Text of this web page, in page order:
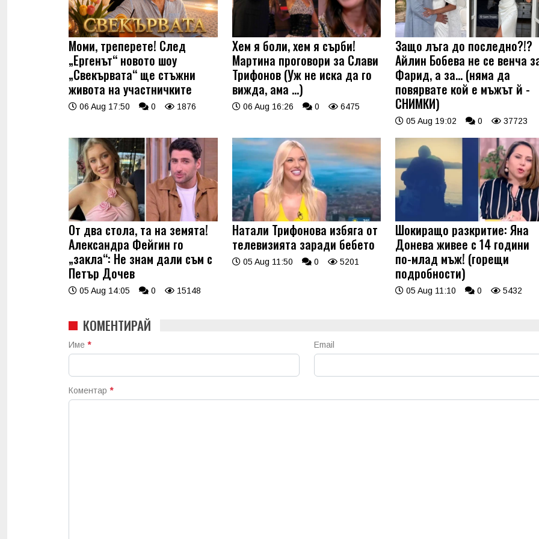
Моми, треперете! След
„Ергенът“ новото шоу
„Свекървата“ ще стъжни
живота на участничките
06 Aug 17:50 0 1876
Хем я боли, хем я сърби!
Мартина проговори за Слави
Трифонов (Уж не иска да го
вижда, ама …)
06 Aug 16:26 0 6475
Защо лъга до последно?!?
Айлин Бобева не се венча
Фарид, а за... (няма да
повярвате кой е мъжът й -
СНИМКИ)
05 Aug 19:02 0 37723
От два стола, та на земята!
Александра Фейгин го
„закла“: Не знам дали съм с
Петър Дочев
05 Aug 14:05 0 15148
Натали Трифонова избяга от
телевизията заради бебето
05 Aug 11:50 0 5201
Шокиращо разкритие: Яна
Донева живее с 14 години
по-млад мъж! (горещи
подробности)
05 Aug 11:10 0 5432
КОМЕНТИРАЙ
Име * Email
Коментар *